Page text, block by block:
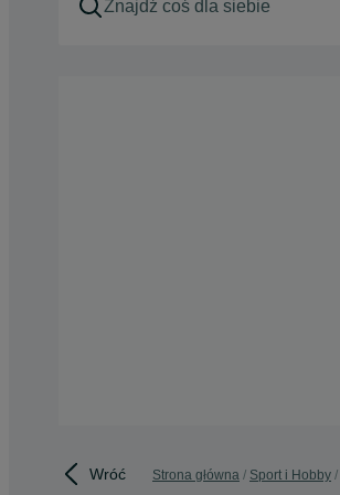
Wróć Strona główna Sport i Hobby